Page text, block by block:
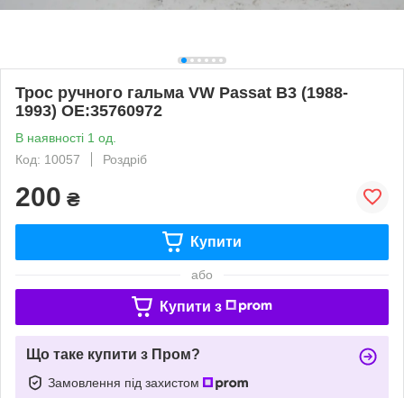
Трос ручного гальма VW Passat B3 (1988-
1993) OE:35760972
В наявності 1 од.
Код: 10057
Роздріб
200 ₴
Купити
або
Купити з
Що таке купити з Пром?
Замовлення під захистом